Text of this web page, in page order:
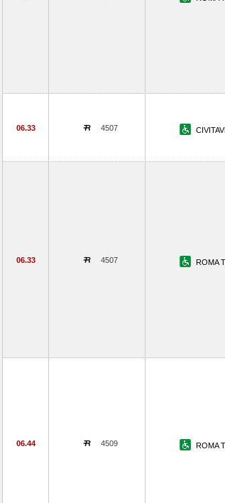
06.33 4507
06.33 4507 ROMA
06.44 4509 ROMA